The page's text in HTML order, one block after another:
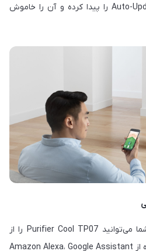
بروید و گزینه Auto-Update Software را پیدا کرده و آن را خاموش
علاوه بر روش‌های ذکر شده، شما می‌توانید Purifier Cool TP07 را از
طریق دستورات صوتی با استفاده از Amazon Alexa، Google Assistant